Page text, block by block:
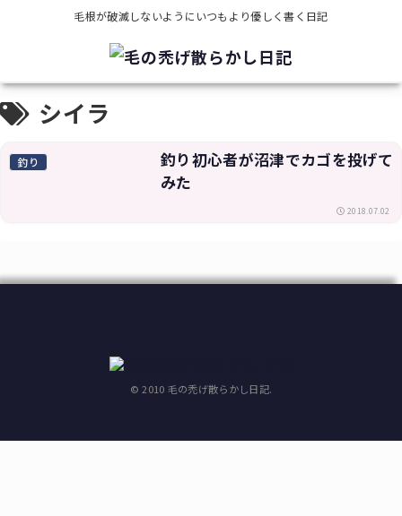
毛根が破滅しないようにいつもより優しく書く日記
シイラ
釣り
釣り初心者が沼津でカゴを投げて
みた
2018.07.02
© 2010 毛の禿げ散らかし日記.